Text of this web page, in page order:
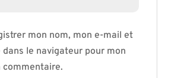
mon nom, mon e-mail et
dans le navigateur pour mon
commentaire.